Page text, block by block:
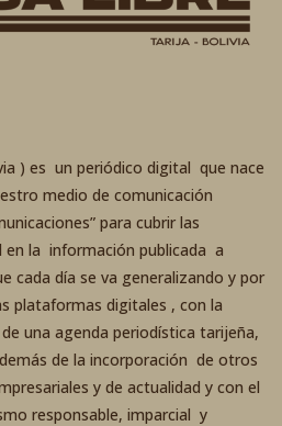
) es un periódico digital que nace
medio de comunicación
para cubrir las
en la información publicada a
cada día se va generalizando y por
plataformas digitales , con la
una agenda periodística tarijeña,
de la incorporación de otros
y de actualidad y con el
responsable, imparcial y